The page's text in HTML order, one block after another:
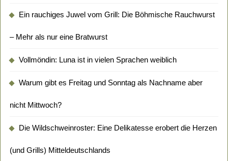
Ein rauchiges Juwel vom Grill: Die Böhmische Rauchwurst
– Mehr als nur eine Bratwurst
Vollmöndin: Luna ist in vielen Sprachen weiblich
Warum gibt es Freitag und Sonntag als Nachname aber
nicht Mittwoch?
Die Wildschweinroster: Eine Delikatesse erobert die Herzen
(und Grills) Mitteldeutschlands